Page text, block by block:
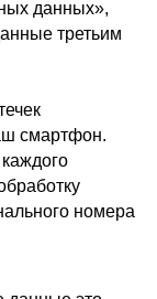
данных»,
третьим
смартфон.
номера